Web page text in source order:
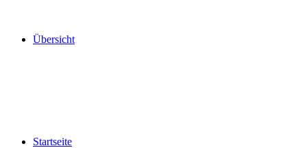
Übersicht
Startseite